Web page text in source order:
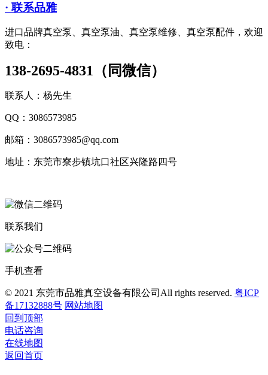
· 联系品雅
进口品牌真空泵、真空泵油、真空泵维修、真空泵配件，欢迎
致电：
138-2695-4831（同微信）
联系人：杨先生
QQ：3086573985
邮箱：3086573985@qq.com
地址：东莞市寮步镇坑口社区兴隆路四号
联系我们
手机查看
© 2021 东莞市品雅真空设备有限公司All rights reserved. 粤ICP
备17132888号 网站地图
回到顶部
电话咨询
在线地图
返回首页